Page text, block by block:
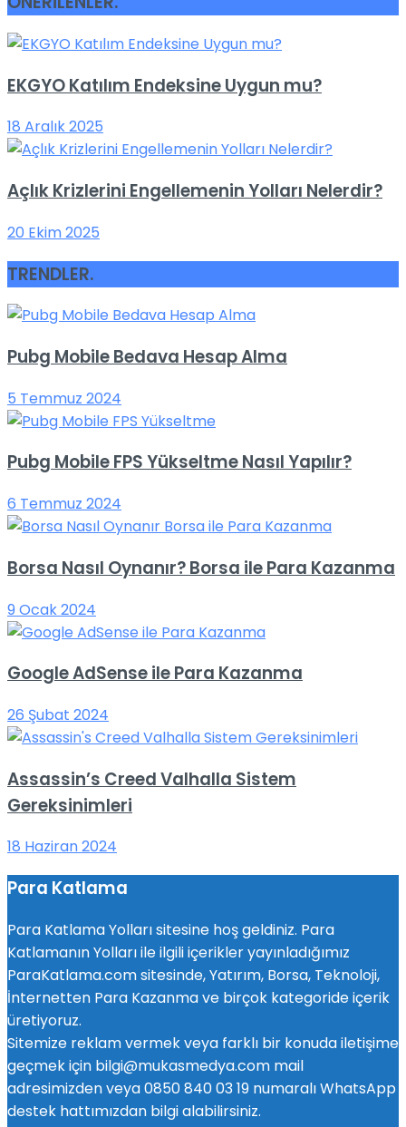
EKGYO Katılım Endeksine Uygun mu?
18 Aralık 2025
Açlık Krizlerini Engellemenin Yolları Nelerdir?
20 Ekim 2025
TRENDLER.
Pubg Mobile Bedava Hesap Alma
5 Temmuz 2024
Pubg Mobile FPS Yükseltme Nasıl Yapılır?
6 Temmuz 2024
Borsa Nasıl Oynanır? Borsa ile Para Kazanma
9 Ocak 2024
Google AdSense ile Para Kazanma
26 Şubat 2024
Assassin’s Creed Valhalla Sistem
Gereksinimleri
18 Haziran 2024
Para Katlama
Para Katlama Yolları sitesine hoş geldiniz. Para
Katlamanın Yolları ile ilgili içerikler yayınladığımız
ParaKatlama.com sitesinde, Yatırım, Borsa, Teknoloji,
İnternetten Para Kazanma ve birçok kategoride içerik
üretiyoruz.
Sitemize reklam vermek veya farklı bir konuda iletişime
geçmek için bilgi@mukasmedya.com mail
adresimizden veya 0850 840 03 19 numaralı WhatsApp
destek hattımızdan bilgi alabilirsiniz.